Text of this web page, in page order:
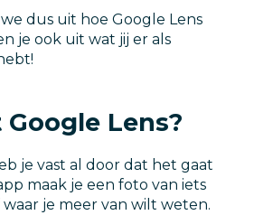
dus uit hoe Google Lens
je ook uit wat jij er als
Lens?
je vast al door dat het gaat
maak je een foto van iets
je meer van wilt weten.